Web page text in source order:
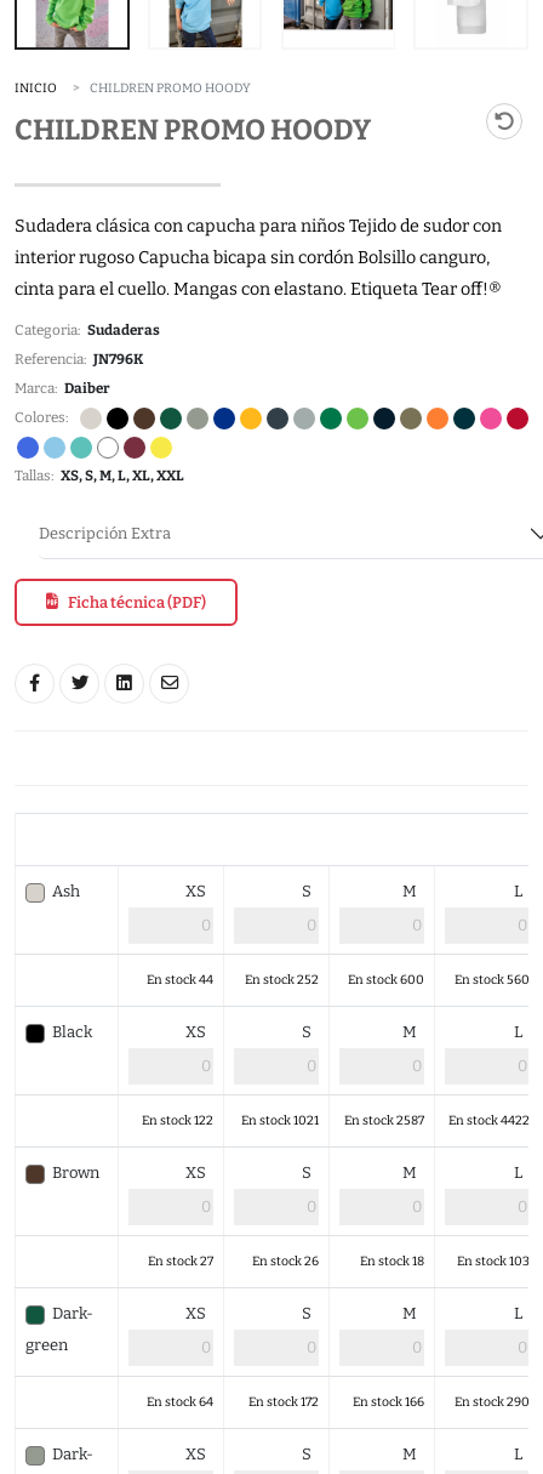
INICIO CHILDREN PROMO HOODY
CHILDREN PROMO HOODY
Sudadera clásica con capucha para niños Tejido de sudor con
interior rugoso Capucha bicapa sin cordón Bolsillo canguro,
cinta para el cuello. Mangas con elastano. Etiqueta Tear off!®
Categoria: Sudaderas
Referencia: JN796K
Marca: Daiber
Colores:
Tallas: XS, S, M, L, XL, XXL
Descripción Extra
Ficha técnica (PDF)
Ash XS S M L
En stock 44 En stock 252 En stock 600 En stock 560
Black XS S M L
En stock 122 En stock 1021 En stock 2587 En stock 4422
Brown XS S M L
En stock 27 En stock 26 En stock 18 En stock 103
Dark-
green
XS S M L
En stock 64 En stock 172 En stock 166 En stock 290
Dark- XS S M L